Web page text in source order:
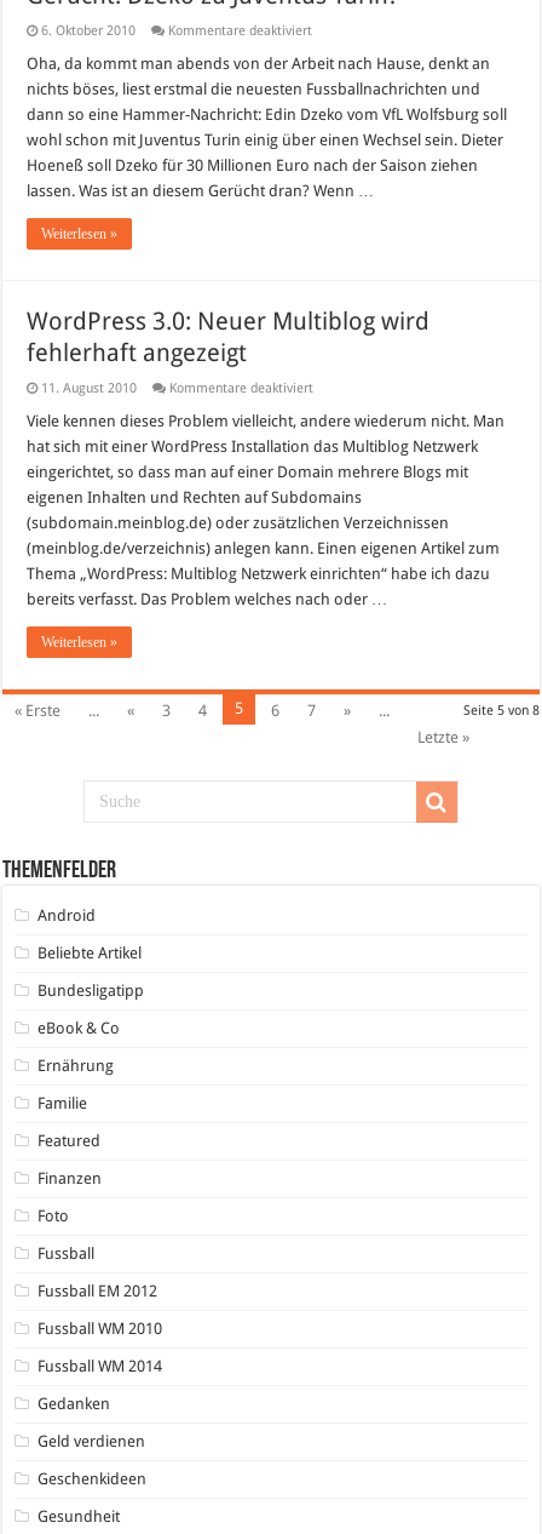
6. Oktober 2010 Kommentare deaktiviertfür
Dzeko
Juventus
Turin?
Oha, da kommt man abends von der Arbeit nach Hause, denkt an
nichts böses, liest erstmal die neuesten Fussballnachrichten und
dann so eine Hammer-Nachricht: Edin Dzeko vom VfL Wolfsburg soll
wohl schon mit Juventus Turin einig über einen Wechsel sein. Dieter
Hoeneß soll Dzeko für 30 Millionen Euro nach der Saison ziehen
lassen. Was ist an diesem Gerücht dran? Wenn …
Weiterlesen »
WordPress 3.0: Neuer Multiblog wird
fehlerhaft angezeigt
11. August 2010 Kommentare deaktiviertfür
3.0:
Multiblog
wird
fehlerhaft
angezeigt
Viele kennen dieses Problem vielleicht, andere wiederum nicht. Man
hat sich mit einer WordPress Installation das Multiblog Netzwerk
eingerichtet, so dass man auf einer Domain mehrere Blogs mit
eigenen Inhalten und Rechten auf Subdomains
(subdomain.meinblog.de) oder zusätzlichen Verzeichnissen
(meinblog.de/verzeichnis) anlegen kann. Einen eigenen Artikel zum
Thema „WordPress: Multiblog Netzwerk einrichten“ habe ich dazu
bereits verfasst. Das Problem welches nach oder …
Weiterlesen »
Seite 5 von 8
« Erste ... « 3 4 5 6 7 »
...
Letzte »
Themenfelder
Android
Beliebte Artikel
Bundesligatipp
eBook & Co
Ernährung
Familie
Featured
Finanzen
Foto
Fussball
Fussball EM 2012
Fussball WM 2010
Fussball WM 2014
Gedanken
Geld verdienen
Geschenkideen
Gesundheit